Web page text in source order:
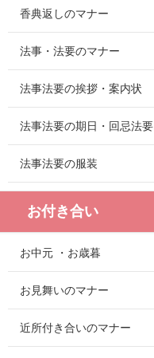
香典返しのマナー
法事・法要のマナー
法事法要の挨拶・案内状
法事法要の期日・回忌法要
法事法要の服装
お付き合い
お中元 ・お歳暮
お見舞いのマナー
近所付き合いのマナー